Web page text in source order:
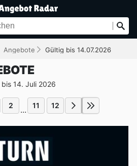
Angebote Gültig bis 14.07.2026
14. Juli 2026
2 ... 11 12